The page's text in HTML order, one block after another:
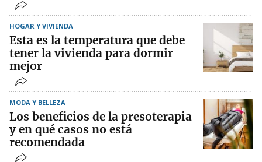
HOGAR Y VIVIENDA
Esta es la temperatura que debe
tener la vivienda para dormir
mejor
MODA Y BELLEZA
Los beneficios de la presoterapia
y en qué casos no está
recomendada